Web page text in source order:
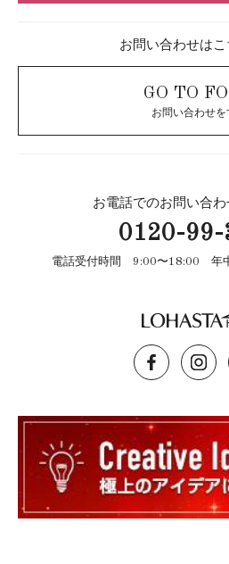
お問い合わせはこ
GO TO
お問い合わせを
お電話でのお問い合
0120-99-
電話受付時間 9:00〜18:00 年